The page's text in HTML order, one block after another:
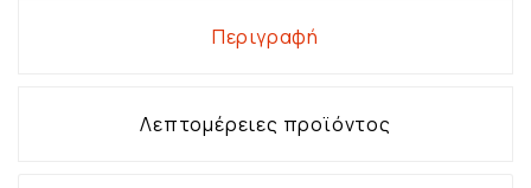
Περιγραφή
Λεπτομέρειες προϊόντος